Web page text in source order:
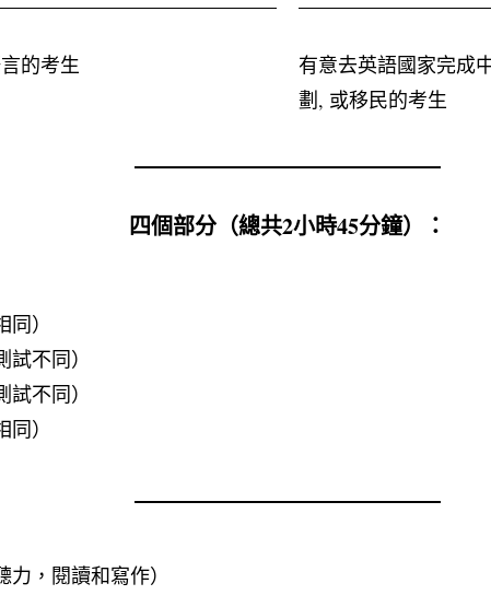
的考生
有意去英語國家完成
劃, 或移民的考生
四個部分（總共2小時45分鐘）：
）
不同）
不同）
）
，閱讀和寫作）